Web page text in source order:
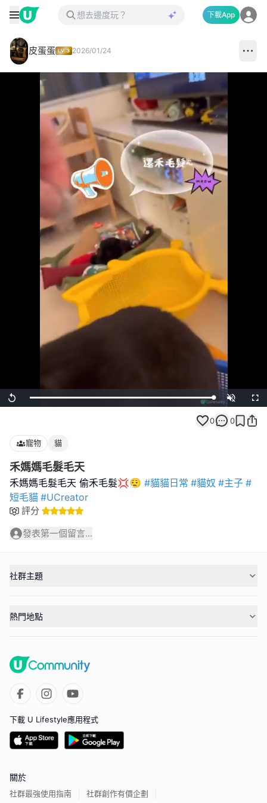
下載App
皮蛋蛋 2026/01/24
Replay Loaded:
100.00%
Unmute
0 0
寵物 貓
禾媽媽毛髮毛天
禾媽媽毛髮毛天 偷禾毛髮💢😮‍💨 #貓貓日常 #貓奴 #主子 #
短毛貓 #UCreator
評分
發表第一個留言...
社群主題
熱門地點
下載 U Lifestyle應用程式
關於
社群最強使用指南 社群創作有價企劃